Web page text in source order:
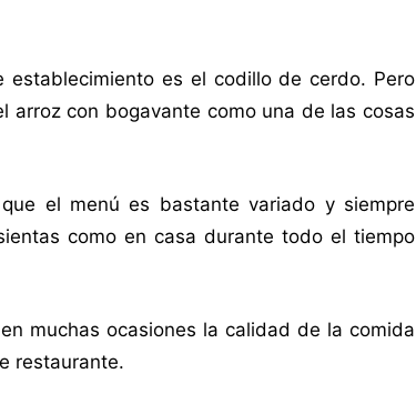
es el codillo de cerdo. Pero
arroz con bogavante como una de las cosas
el menú es bastante variado y siempre
como en casa durante todo el tiempo
muchas ocasiones la calidad de la comida
restaurante.